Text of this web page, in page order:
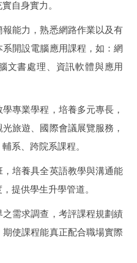
自身實力。
能力，熟悉網路作業以及有
開設電腦應用課程，如：網
文書處理、資訊軟體與應用
專業學程，培養多元專長，
旅遊、國際會議展覽服務，
系、跨院系課程。
培養具全英語教學與溝通能
提供學生升學管道。
需求調查，考評課程規劃績
使課程能真正配合職場實際